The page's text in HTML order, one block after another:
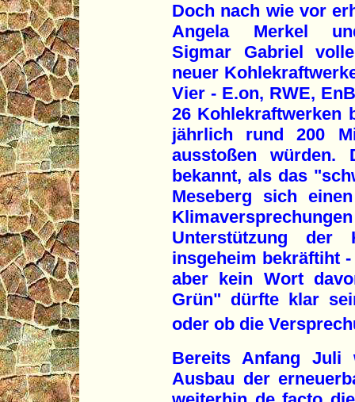
Doch nach wie vor
Angela Merkel
Sigmar Gabriel
neuer
Vier - E.on, RWE,
26 Kohlekraftwerken
jährlich rund 200
ausstoßen
bekannt, als das
Meseberg sich
Unterstützung der
insgeheim bekräftiht
aber kein Wort
Grün" dürfte klar
oder ob die
Bereits Anfang Juli
Ausbau der